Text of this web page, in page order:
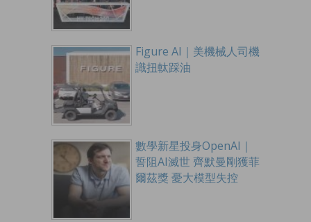
Figure AI｜美機械人司機
識扭軚踩油
數學新星投身OpenAI｜
誓阻AI滅世 齊默曼剛獲菲
爾茲獎 憂大模型失控